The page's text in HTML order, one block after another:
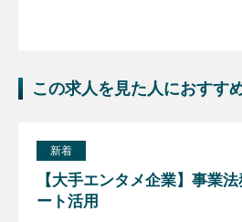
この求人を見た人におすす
新着
【大手エンタメ企業】事業
ート活用